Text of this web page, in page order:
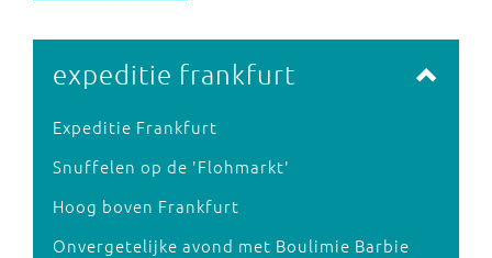
expeditie frankfurt
Expeditie Frankfurt
Snuffelen op de 'Flohmarkt'
Hoog boven Frankfurt
Onvergetelijke avond met Boulimie Barbie